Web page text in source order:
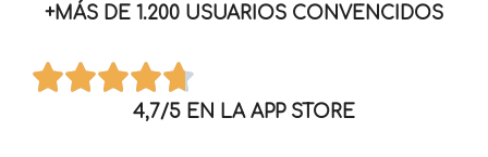
+MÁS DE 1.200 USUARIOS CONVENCIDOS
4,7/5 EN LA APP STORE